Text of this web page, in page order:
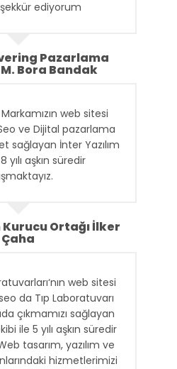
ediyorum
Pazarlama
Bora Bandak
web sitesi
ve Dijital pazarlama
sağlayan İnter Yazılım
yılı aşkın süredir
Ortağı İlker
Çaha
web sitesi
da Tıp Laboratuvarı
çıkmamızı sağlayan
ile 5 yılı aşkın süredir
tasarım, yazılım ve
hizmetlerimizi